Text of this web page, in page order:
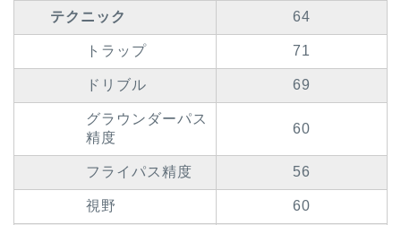
テクニック 64
トラップ 71
ドリブル 69
グラウンダーパス
精度
60
フライパス精度 56
視野 60